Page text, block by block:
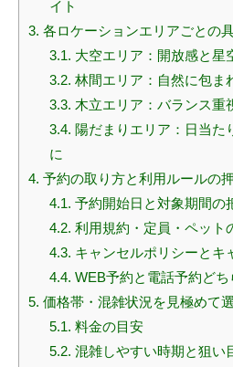
イト
3. 各ロケーションエリアごとの
3.1. 大空エリア：開放感と星
3.2. 林間エリア：自然に包ま
3.3. 木立エリア：バランス重
3.4. 陽だまりエリア：日当た
に
4. 予約の取り方と利用ルールの
4.1. 予約開始日と対象期間の
4.2. 利用規約・定員・ペット
4.3. キャンセルポリシーとキ
4.4. WEB予約と電話予約ど
5. 価格帯・混雑状況を見極めて
5.1. 料金の目安
5.2. 混雑しやすい時期と狙い